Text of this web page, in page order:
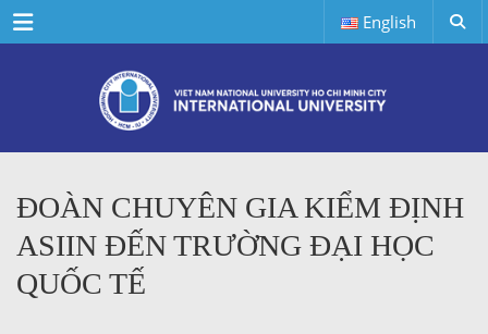
Menu English
ĐOÀN CHUYÊN GIA KIỂM ĐỊNH
ASIIN ĐẾN TRƯỜNG ĐẠI HỌC
QUỐC TẾ